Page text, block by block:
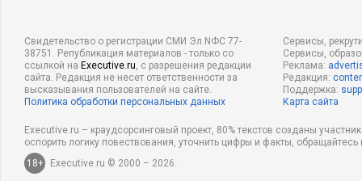
Свидетельство о регистрации СМИ Эл NФС 77-
38751. Републикация материалов - только со
ссылкой на Executive.ru, с разрешения редакции
сайта. Редакция не несет ответственности за
высказывания пользователей на сайте.
Политика обработки персональных данных
Сервисы,
Сервисы,
Реклама:
Редакция:
Поддержка:
Карта сайта
Executive.ru – краудсорсинговый проект, 80% текстов созданы
оспорить логику повествования, уточнить цифры и факты,
18+
Executive.ru © 2000 – 2026.